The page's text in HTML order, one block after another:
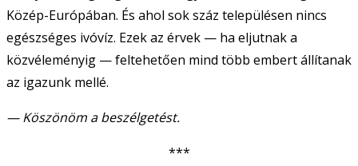
Közép-Európában. És ahol sok száz településen nincs
egészséges ivóvíz. Ezek az érvek — ha eljutnak a
közvéleményig — feltehetően mind több embert állítanak
az igazunk mellé.
— Köszönöm a beszélgetést.
***